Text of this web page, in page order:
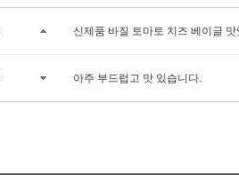
신제품 바질 토마토 치즈 베이글 맛
아주 부드럽고 맛 있습니다.